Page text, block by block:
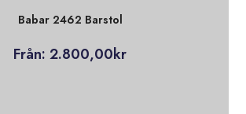
Babar 2462 Barstol
Från: 2.800,00kr